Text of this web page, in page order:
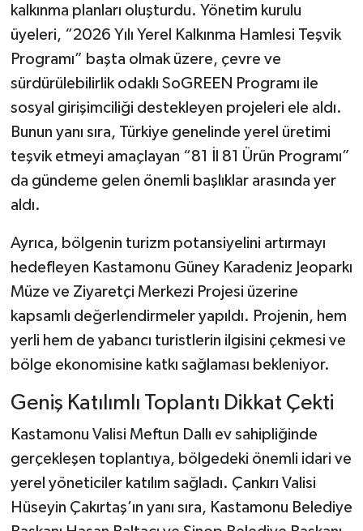
kalkınma planları oluşturdu. Yönetim kurulu
üyeleri, “2026 Yılı Yerel Kalkınma Hamlesi Teşvik
Programı” başta olmak üzere, çevre ve
sürdürülebilirlik odaklı SoGREEN Programı ile
sosyal girişimciliği destekleyen projeleri ele aldı.
Bunun yanı sıra, Türkiye genelinde yerel üretimi
teşvik etmeyi amaçlayan “81 İl 81 Ürün Programı”
da gündeme gelen önemli başlıklar arasında yer
aldı.
Ayrıca, bölgenin turizm potansiyelini artırmayı
hedefleyen Kastamonu Güney Karadeniz Jeoparkı
Müze ve Ziyaretçi Merkezi Projesi üzerine
kapsamlı değerlendirmeler yapıldı. Projenin, hem
yerli hem de yabancı turistlerin ilgisini çekmesi ve
bölge ekonomisine katkı sağlaması bekleniyor.
Geniş Katılımlı Toplantı Dikkat Çekti
Kastamonu Valisi Meftun Dallı ev sahipliğinde
gerçekleşen toplantıya, bölgedeki önemli idari ve
yerel yöneticiler katılım sağladı. Çankırı Valisi
Hüseyin Çakırtaş’ın yanı sıra, Kastamonu Belediye
Karadeniz Haberleri
Teknoloji Haberleri
Siyaset Haberleri
Dünya Haberleri
Haber Arşivi